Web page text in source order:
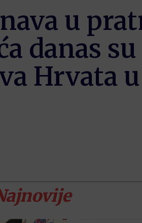
u
danas su
Hrvata u